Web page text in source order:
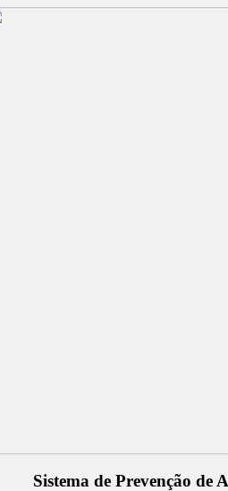
Sistema de Prevenção de